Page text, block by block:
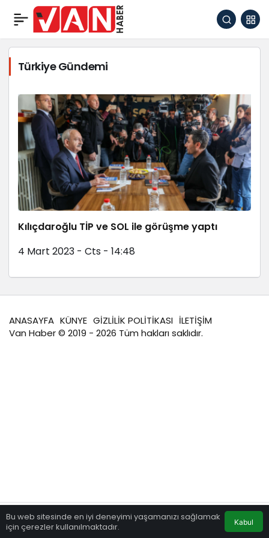
Türkiye Gündemi
Kılıçdaroğlu TİP ve SOL ile görüşme yaptı
4 Mart 2023 - Cts - 14:48
Bu web sitesinde en iyi deneyimi yaşamanızı sağlamak
için çerezler kullanılmaktadır.
Kabul
ANASAYFA KÜNYE GİZLİLİK POLİTİKASI İLETİŞİM
Van Haber© 2019 - 2026 Tüm hakları saklıdır.
Anasayfa Eczaneler Hava Durumu